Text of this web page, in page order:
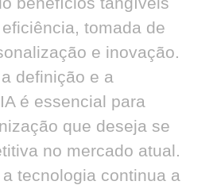
tomada de
e inovação.
definição e a
é essencial para
que deseja se
no mercado atual.
tecnologia continua a